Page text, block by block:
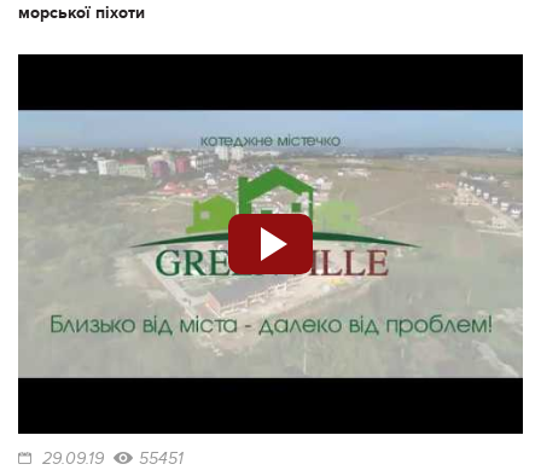
морської піхоти
29.09.19 55451